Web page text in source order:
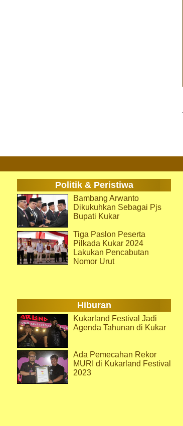
Politik & Peristiwa
Bambang Arwanto
Dikukuhkan Sebagai Pjs
Bupati Kukar
Tiga Paslon Peserta
Pilkada Kukar 2024
Lakukan Pencabutan
Nomor Urut
Hiburan
Kukarland Festival Jadi
Agenda Tahunan di Kukar
Ada Pemecahan Rekor
MURI di Kukarland Festival
2023